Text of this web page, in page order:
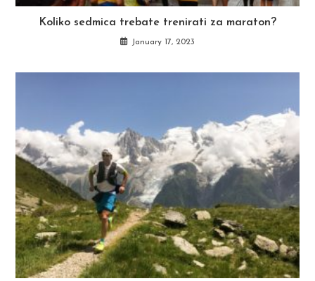
Koliko sedmica trebate trenirati za maraton?
January 17, 2023